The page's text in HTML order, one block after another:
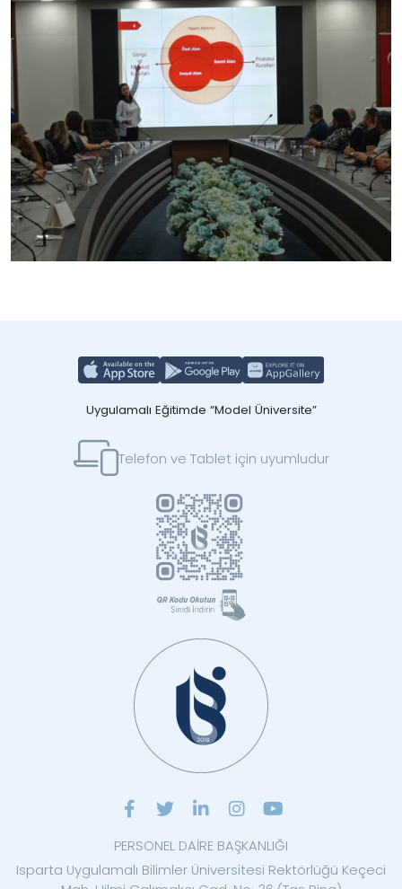
Uygulamalı Eğitimde “Model Üniversite”
Telefon ve Tablet için uyumludur
PERSONEL DAİRE BAŞKANLIĞI
Isparta Uygulamalı Bilimler Üniversitesi Rektörlüğü Keçeci